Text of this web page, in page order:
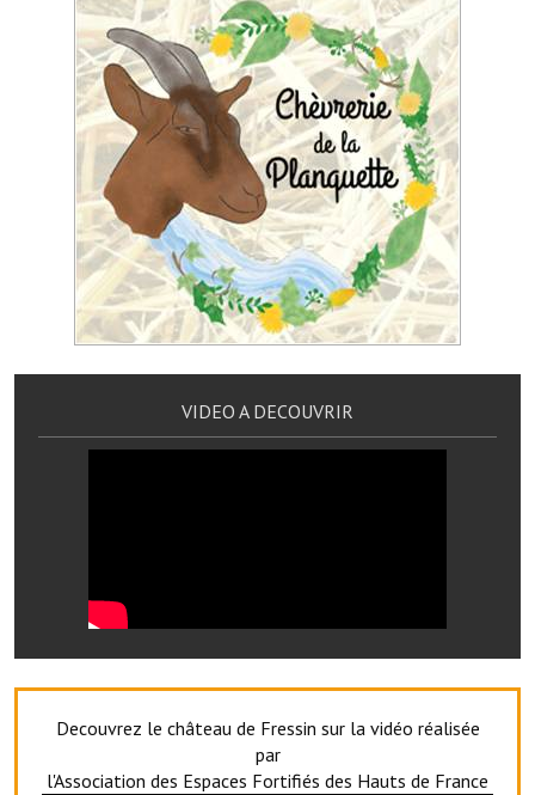
Le foyer rural
Le club de l'amitié
Le comité des fêtes
L'association Avotra-France
Le foyer de la Planquette
L'association des anciens combattants
L'association des anciens sapeurs-pompiers volontaires
Village sportif
L'US Crequy Fressin
Les foulées Fressinoises
Fêtes et manifestations
Liste et coordonnées des associations
VIDEO A DECOUVRIR
Decouvrez le château de Fressin sur la vidéo réalisée
par
l'Association des Espaces Fortifiés des Hauts de France